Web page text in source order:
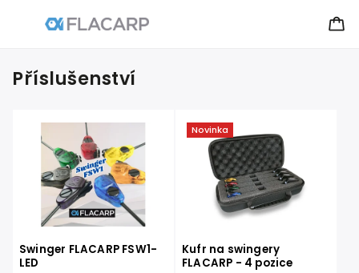
Příslušenství
Swinger FLACARP FSW1-
LED
Novinka
Kufr na swingery
FLACARP - 4 pozice